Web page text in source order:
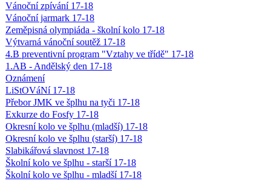
Vánoční zpívání 17-18
Vánoční jarmark 17-18
Zeměpisná olympiáda - školní kolo 17-18
Výtvarná vánoční soutěž 17-18
4.B preventivní program "Vztahy ve třídě" 17-18
1.AB - Andělský den 17-18
Oznámení
LiStOVáNí 17-18
Přebor JMK ve šplhu na tyči 17-18
Exkurze do Fosfy 17-18
Okresní kolo ve šplhu (mladší) 17-18
Okresní kolo ve šplhu (starší) 17-18
Slabikářová slavnost 17-18
Školní kolo ve šplhu - starší 17-18
Školní kolo ve šplhu - mladší 17-18